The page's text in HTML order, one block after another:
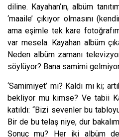
diline. Kayahan’ın, albüm tan
‘maaile’ çıkıyor olmasını
ama eşimle tek kare
var mesela. Kayahan albüm
Neden albüm zamanı
söylüyor? Bana samimi
‘Samimiyet’ mi? Kaldı mı ki;
bekliyor mu kimse? Ve tabii
katıldı: “Bizi sevenler bu
Bir de bu telaş niye, dur
Sonuç mu? Her iki albüm